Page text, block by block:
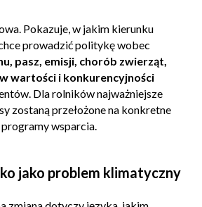
Pokazuje, w jakim kierunku
prowadzić politykę wobec
pasz, emisji, chorób zwierząt,
wartości i konkurencyjności
Dla rolników najważniejsze
zostaną przełożone na konkretne
wsparcia.
jako problem klimatyczny